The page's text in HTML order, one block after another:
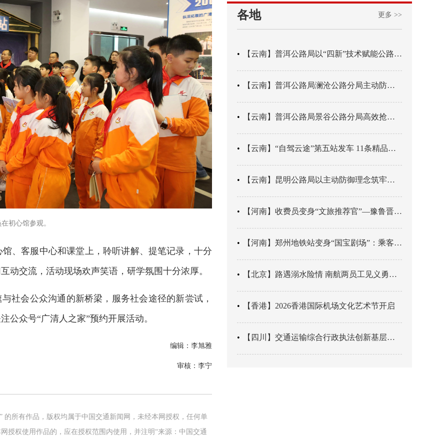
初心馆参观。
、客服中心和课堂上，聆听讲解、提笔记录，十分
动交流，活动现场欢声笑语，研学氛围十分浓厚。
社会公众沟通的新桥梁，服务社会途径的新尝试，
公众号“广清人之家”预约开展活动。
编辑：李旭雅
审核：李宁
的所有作品，版权均属于中国交通新闻网，未经本网授权，任何单
授权使用作品的，应在授权范围内使用，并注明“来源：中国交通
各地 更多 >>
【云南】普洱公路局以“四新”技术赋能公路养护
【云南】普洱公路局澜沧公路分局主动防御成功处置214国道山体崩塌险情
【云南】普洱公路局景谷公路分局高效抢通紧急送医村路
【云南】“自驾云途”第五站发车 11条精品线路串起全域风光
【云南】昆明公路局以主动防御理念筑牢汛期安全防线
【河南】收费员变身“文旅推荐官”—豫鲁晋四地市交旅融合让游客一下高速就“入戏”
【河南】郑州地铁站变身“国宝剧场”：乘客刚出车厢，就“入戏”千年
【北京】路遇溺水险情 南航两员工见义勇为科学施救
【香港】2026香港国际机场文化艺术节开启
【四川】交通运输综合行政执法创新基层辖区治理“4+3” 新模式